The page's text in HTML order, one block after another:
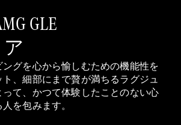
GLE
グを心から愉しむための機能性を
、細部にまで贅が満ちるラグジュ
て、かつて体験したことのない心
を包みます。